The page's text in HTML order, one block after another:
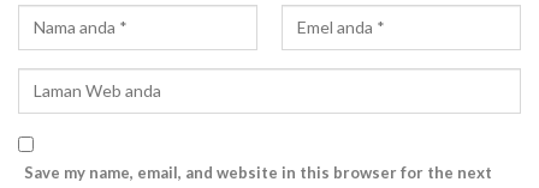
Save my name, email, and website in this browser for the next